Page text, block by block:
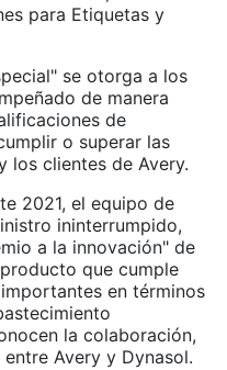
para Etiquetas y
se otorga a los
de manera
de
o superar las
los clientes de Avery.
2021, el equipo de
ininterrumpido,
a la innovación" de
que cumple
en términos
la colaboración,
Avery y Dynasol.